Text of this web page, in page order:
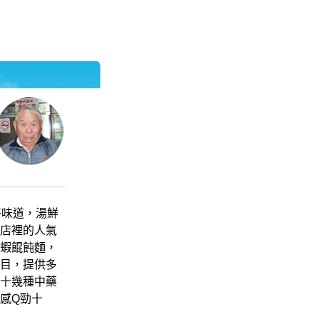
道，湯鮮
裡的人氣
餛飩麵，
，提供多
幾種中藥
Q勁十